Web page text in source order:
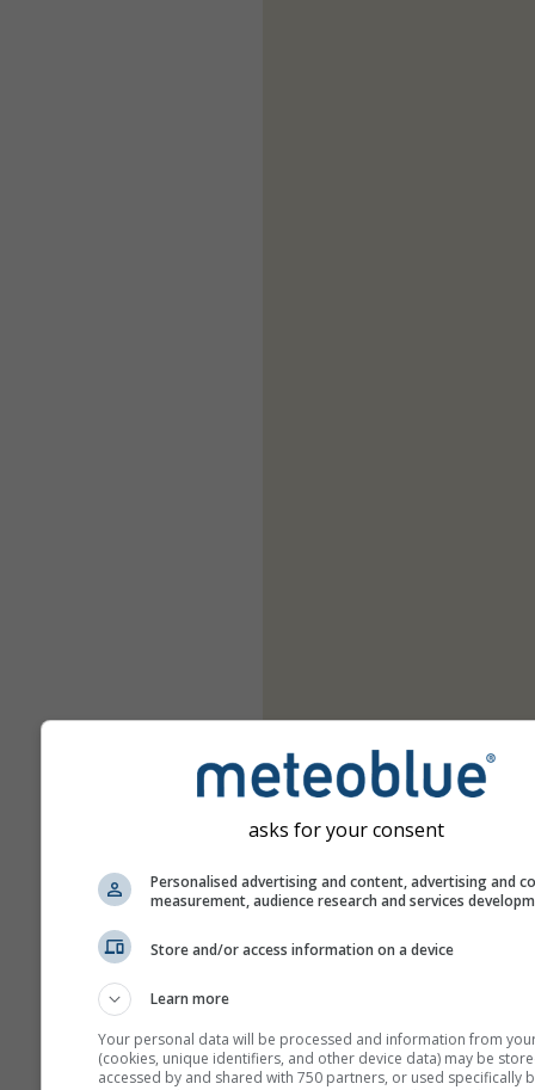
asks for your consent
Personalised advertising and content, advertising and
measurement, audience research and services
Store and/or access information on a device
Learn more
Your personal data will be processed and information from
(cookies, unique identifiers, and other device data) may be
accessed by and shared with 750 partners, or used specifically